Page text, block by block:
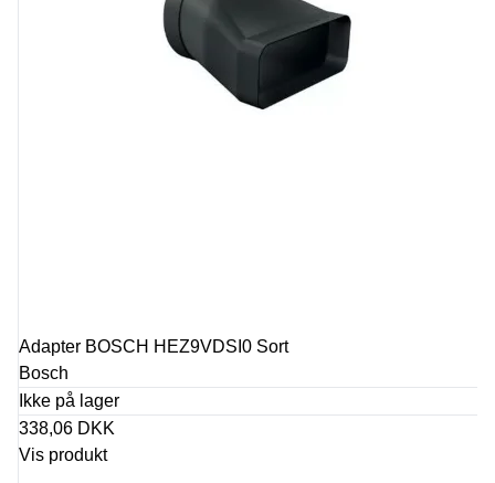
Adapter BOSCH HEZ9VDSI0 Sort
Bosch
Ikke på lager
338,06 DKK
Vis produkt